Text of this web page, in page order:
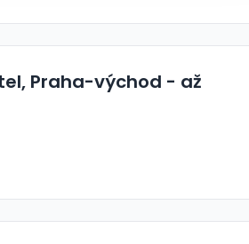
Praha-východ - až